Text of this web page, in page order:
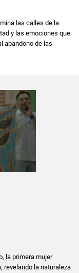
las calles de la
y las emociones que
abandono de las
la primera mujer
revelando la naturaleza